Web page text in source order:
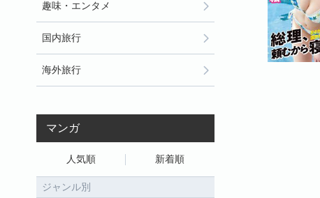
趣味・エンタメ
国内旅行
海外旅行
マンガ
人気順 新着順
ジャンル別